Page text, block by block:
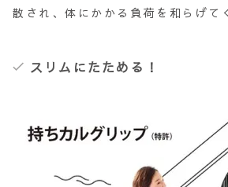
散され、体にかかる負荷を和らげて
スリムにたためる！